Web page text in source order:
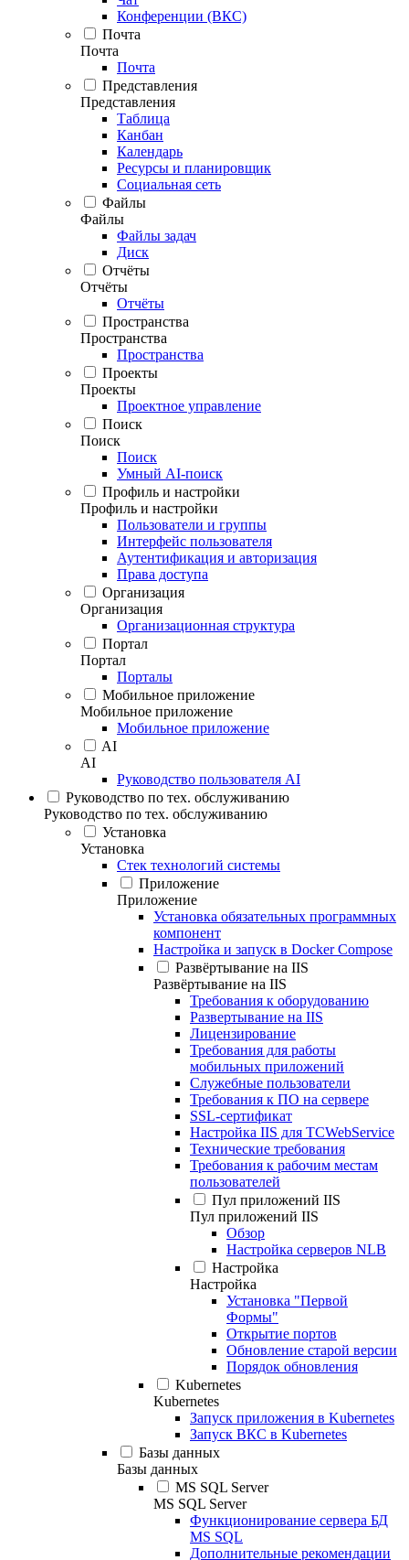
Конференции (ВКС)
Почта
Почта
Почта
Представления
Представления
Таблица
Канбан
Календарь
Ресурсы и планировщик
Социальная сеть
Файлы
Файлы
Файлы задач
Диск
Отчёты
Отчёты
Отчёты
Пространства
Пространства
Пространства
Проекты
Проекты
Проектное управление
Поиск
Поиск
Поиск
Умный AI-поиск
Профиль и настройки
Профиль и настройки
Пользователи и группы
Интерфейс пользователя
Аутентификация и авторизация
Права доступа
Организация
Организация
Организационная структура
Портал
Портал
Порталы
Мобильное приложение
Мобильное приложение
Мобильное приложение
AI
AI
Руководство пользователя AI
Руководство по тех. обслуживанию
Руководство по тех. обслуживанию
Установка
Установка
Стек технологий системы
Приложение
Приложение
Установка обязательных программных
компонент
Настройка и запуск в Docker Compose
Развёртывание на IIS
Развёртывание на IIS
Требования к оборудованию
Развертывание на IIS
Лицензирование
Требования для работы
мобильных приложений
Служебные пользователи
Требования к ПО на сервере
SSL-сертификат
Настройка IIS для TCWebService
Технические требования
Требования к рабочим местам
пользователей
Пул приложений IIS
Пул приложений IIS
Обзор
Настройка серверов NLB
Настройка
Настройка
Установка "Первой
Формы"
Открытие портов
Обновление старой версии
Порядок обновления
Kubernetes
Kubernetes
Запуск приложения в Kubernetes
Запуск ВКС в Kubernetes
Базы данных
Базы данных
MS SQL Server
MS SQL Server
Функционирование сервера БД
MS SQL
Дополнительные рекомендации